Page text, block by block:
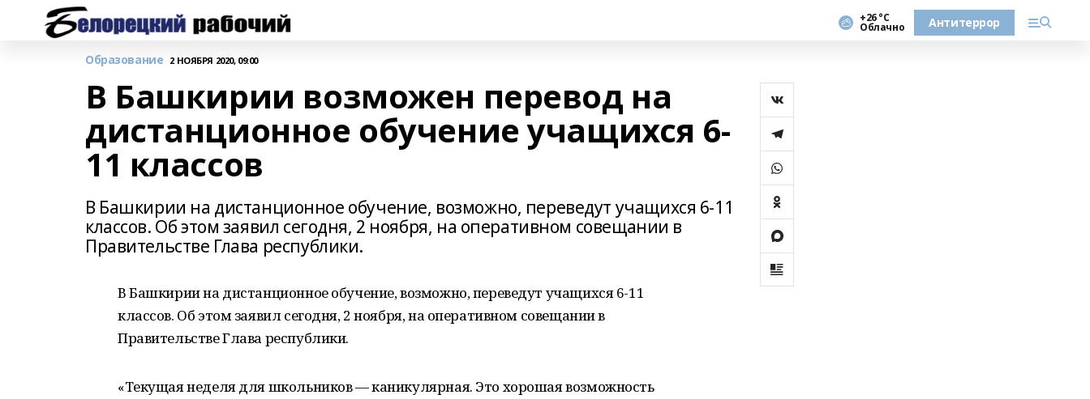
+26 °С
Облачно Антитеррор
Образование 2 НОЯБРЯ 2020, 09:00
В Башкирии возможен перевод на
дистанционное обучение учащихся 6-
11 классов
В Башкирии на дистанционное обучение, возможно, переведут учащихся 6-11
классов. Об этом заявил сегодня, 2 ноября, на оперативном совещании в
Правительстве Глава республики.
В Башкирии на дистанционное обучение, возможно, переведут учащихся 6-11
классов. Об этом заявил сегодня, 2 ноября, на оперативном совещании в
Правительстве Глава республики.
«Текущая неделя для школьников — каникулярная. Это хорошая возможность